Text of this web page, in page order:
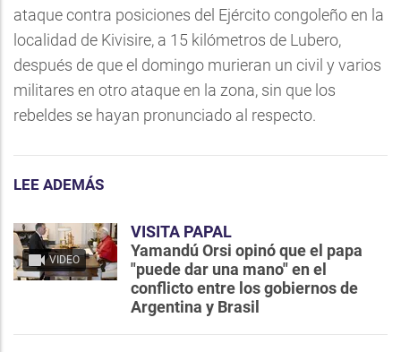
ataque contra posiciones del Ejército congoleño en la
localidad de Kivisire, a 15 kilómetros de Lubero,
después de que el domingo murieran un civil y varios
militares en otro ataque en la zona, sin que los
rebeldes se hayan pronunciado al respecto.
LEE ADEMÁS
VIDEO
VISITA PAPAL
Yamandú Orsi opinó que el papa
"puede dar una mano" en el
conflicto entre los gobiernos de
Argentina y Brasil